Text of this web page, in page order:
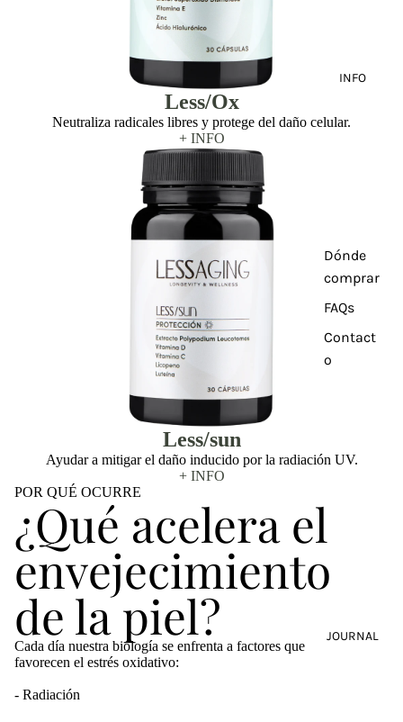
INFO
Dónde
comprar
FAQs
Contact
o
JOURNAL
Less/Ox
Neutraliza radicales libres y protege del daño celular.
+ INFO
Less/sun
Ayudar a mitigar el daño inducido por la radiación UV.
+ INFO
POR QUÉ OCURRE
¿Qué acelera el
envejecimiento
de la piel?
Cada día nuestra biología se enfrenta a factores que
favorecen el estrés oxidativo:
- Radiación